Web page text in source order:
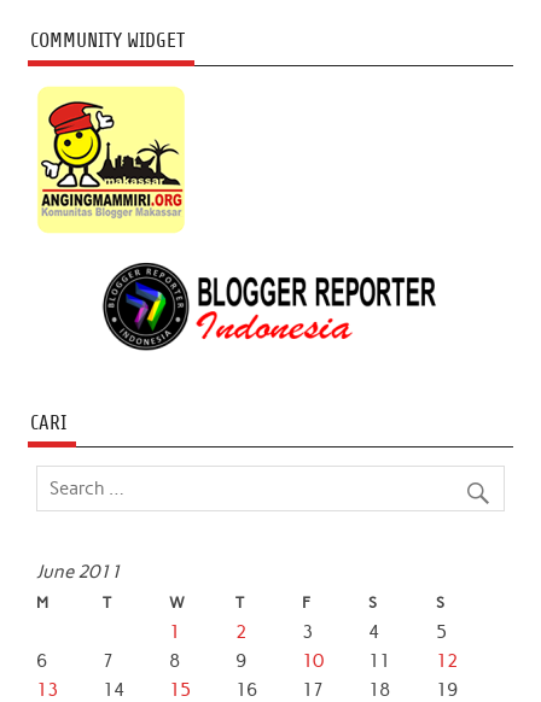
COMMUNITY WIDGET
CARI
June 2011
M T W T F S S
1 2 3 4
5
6
7 8 9 10 11
12
13
14 15 16 17 18
19